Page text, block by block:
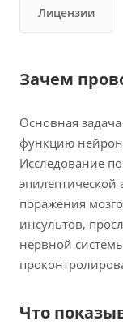
Лицензии
Зачем
Основная
функцию
Исследование
эпилептической
поражения
инсультов,
нервной
Что